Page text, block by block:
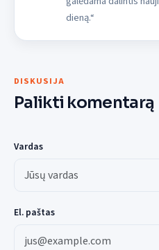
dieną.“
DISKUSIJA
Palikti komentarą
Vardas
El. paštas